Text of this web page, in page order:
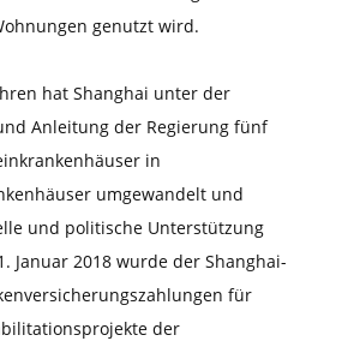
genutzt wird.
hat Shanghai unter der
Anleitung der Regierung fünf
in
umgewandelt und
und politische Unterstützung
Januar 2018 wurde der Shanghai-
für
der